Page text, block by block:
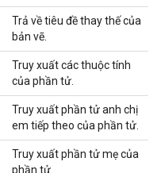
Trả về tiêu đề thay thế của
bản vẽ.
Truy xuất các thuộc tính
của phần tử.
Truy xuất phần tử anh chị
em tiếp theo của phần tử.
Truy xuất phần tử mẹ của
phần tử.